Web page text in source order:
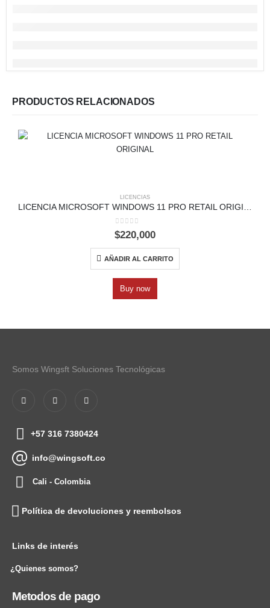
PRODUCTOS RELACIONADOS
LICENCIAS
LICENCIA MICROSOFT WINDOWS 11 PRO RETAIL ORIGINAL
0out of 5
$220,000
AÑADIR AL CARRITO
Buy now
Somos Wingsft Soluciones Tecnológicas
+57 316 7380424
info@wingsoft.co
Cali - Colombia
Política de devoluciones y reembolsos
Links de interés
¿Quienes somos?
Metodos de pago